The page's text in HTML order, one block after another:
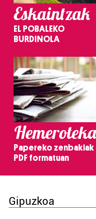
Eskaintzak
EL POBALEKO
BURDINOLA
Hemeroteka
Papereko zenbakiak
PDF formatuan
Gipuzkoa